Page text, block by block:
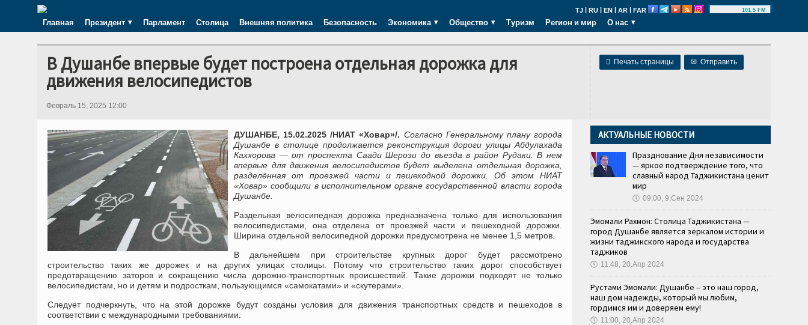
TJ | RU | EN | AR | FAR 101.5 FM
Главная Президент Парламент Столица Внешняя политика Безопасность Экономика Общество Туризм Регион и мир О нас
 Печать страницы ✉ Отправить
В Душанбе впервые будет построена отдельная дорожка для
движения велосипедистов
Февраль 15, 2025 12:00
ДУШАНБЕ, 15.02.2025 /НИАТ «Ховар»/. Согласно Генеральному плану города
Душанбе в столице продолжается реконструкция дороги улицы Абдулахада
Каххорова — от проспекта Саади Шерози до въезда в район Рудаки. В нем
впервые для движения велосипедистов будет выделена отдельная дорожка,
разделённая от проезжей части и пешеходной дорожки. Об этом НИАТ
«Ховар» сообщили в исполнительном органе государственной власти города
Душанбе.
Раздельная велосипедная дорожка предназначена только для использования
велосипедистами, она отделена от проезжей части и пешеходной дорожки.
Ширина отдельной велосипедной дорожки предусмотрена не менее 1,5 метров.
В дальнейшем при строительстве крупных дорог будет рассмотрено
строительство таких же дорожек и на других улицах столицы. Потому что строительство таких дорог способствует
предотвращению заторов и сокращению числа дорожно-транспортных происшествий. Такие дорожки подходят не только
велосипедистам, но и детям и подросткам, пользующимся «самокатами» и «скутерами».
Следует подчеркнуть, что на этой дорожке будут созданы условия для движения транспортных средств и пешеходов в
соответствии с международными требованиями.
АКТУАЛЬНЫЕ НОВОСТИ
Празднование Дня независимости
— яркое подтверждение того, что
славный народ Таджикистана ценит
мир
🕔 09:00, 9.Сен 2024
Эмомали Рахмон: Столица Таджикистана —
город Душанбе является зеркалом истории и
жизни таджикского народа и государства
таджиков
🕔 11:48, 20.Апр 2024
Рустами Эмомали: Душанбе – это наш город,
наш дом надежды, который мы любим,
гордимся им и доверяем ему!
🕔 11:00, 20.Апр 2024